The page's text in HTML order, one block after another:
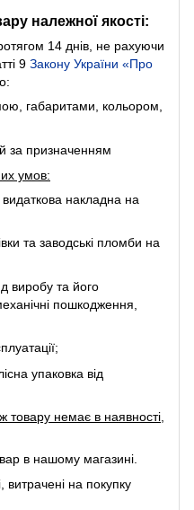
належної якості:
14 днів, не рахуючи
9 Закону України «Про
габаритами, кольором,
за призначенням
умов:
накладна на
та заводські пломби на
виробу та його
пошкодження,
упаковка від
немає в наявності,
в нашому магазині.
витрачені на покупку